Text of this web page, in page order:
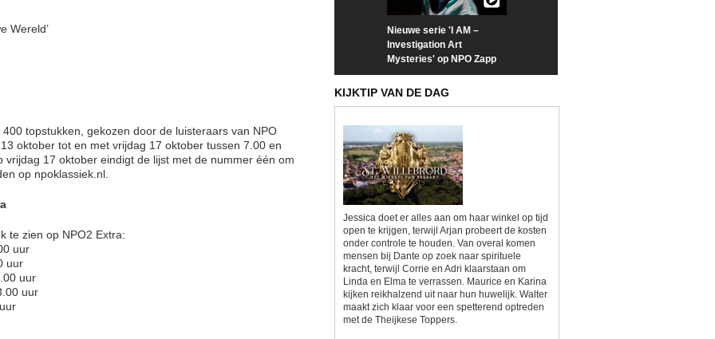
Wereld’
topstukken, gekozen door de luisteraars van NPO
oktober tot en met vrijdag 17 oktober tussen 7.00 en
17 oktober eindigt de lijst met de nummer één om
op npoklassiek.nl.
te zien op NPO2 Extra:
uur
uur
uur
uur
Nieuwe serie 'I AM –
Investigation Art
Mysteries' op NPO Zapp
KIJKTIP VAN DE DAG
Jessica doet er alles aan om haar winkel op tijd
open te krijgen, terwijl Arjan probeert de kosten
onder controle te houden. Van overal komen
mensen bij Dante op zoek naar spirituele
kracht, terwijl Corrie en Adri klaarstaan om
Linda en Elma te verrassen. Maurice en Karina
kijken reikhalzend uit naar hun huwelijk. Walter
maakt zich klaar voor een spetterend optreden
met de Theijkese Toppers.